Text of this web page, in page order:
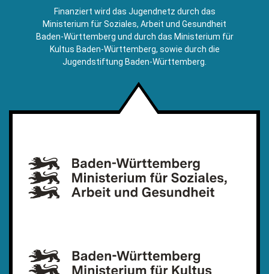
Mail)
Finanziert wird das Jugendnetz durch das
Ministerium für Soziales, Arbeit und Gesundheit
Baden-Württemberg und durch das Ministerium für
Kultus Baden-Württemberg, sowie durch die
Jugendstiftung Baden-Württemberg.